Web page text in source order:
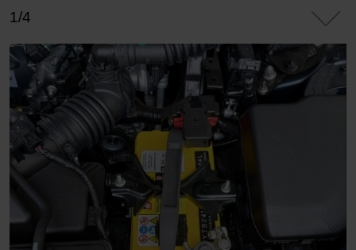
1/4